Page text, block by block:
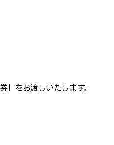
をお渡しいたします。